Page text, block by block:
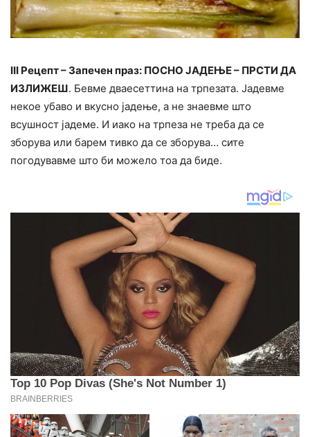
III Рецепт – Запечен праз: ПОСНО ЈАДЕЊЕ – ПРСТИ ДА
ИЗЛИЖЕШ. Бевме дваесеттина на трпезата. Јадевме
некое убаво и вкусно јадење, а не знаевме што
всушност јадеме. И иако на трпеза не треба да се
зборува или барем тивко да се зборува… сите
погодувавме што би можело тоа да биде.